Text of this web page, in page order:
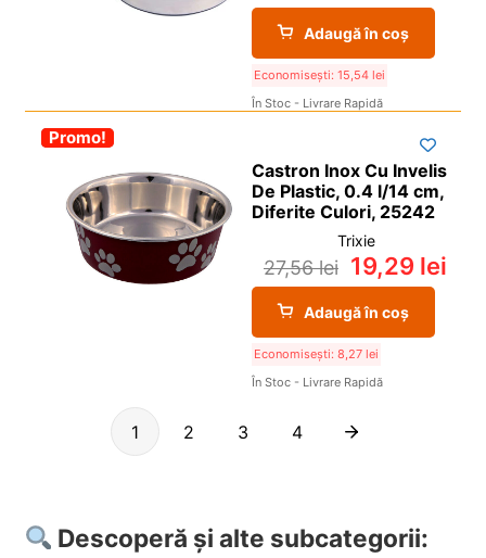
Adaugă în coș
Economisești: 15,54 lei
În Stoc - Livrare Rapidă
-30%
Promo!
Castron Inox Cu Invelis
De Plastic, 0.4 l/14 cm,
Diferite Culori, 25242
Trixie
27,56lei 19,29 lei
Adaugă în coș
Economisești: 8,27 lei
În Stoc - Livrare Rapidă
1 2 3 4
Descoperă și alte subcategorii: